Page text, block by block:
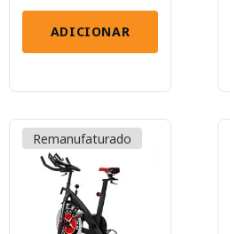
ADICIONAR
Remanufaturado